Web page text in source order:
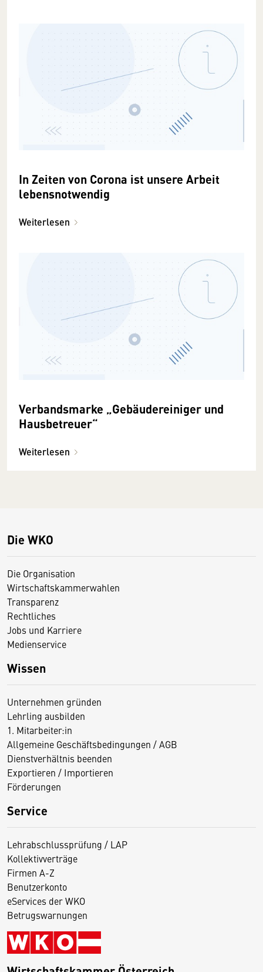
In Zeiten von Corona ist unsere Arbeit
lebensnotwendig
Weiterlesen
Verbandsmarke „Gebäudereiniger und
Hausbetreuer“
Weiterlesen
Die WKO
Die Organisation
Wirtschaftskammerwahlen
Transparenz
Rechtliches
Jobs und Karriere
Medienservice
Wissen
Unternehmen gründen
Lehrling ausbilden
1. Mitarbeiter:in
Allgemeine Geschäftsbedingungen / AGB
Dienstverhältnis beenden
Exportieren / Importieren
Förderungen
Service
Lehrabschlussprüfung / LAP
Kollektivverträge
Firmen A-Z
Benutzerkonto
eServices der WKO
Betrugswarnungen